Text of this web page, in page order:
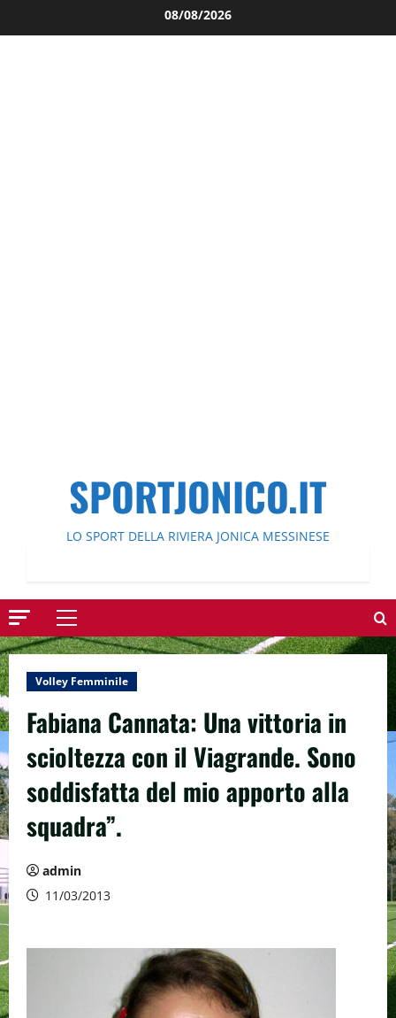
al
08/08/2026
SPORTJONICO.IT
LO SPORT DELLA RIVIERA JONICA MESSINESE
Menu
principale
Volley Femminile
Fabiana Cannata: Una vittoria in
scioltezza con il Viagrande. Sono
soddisfatta del mio apporto alla
squadra”.
admin
11/03/2013